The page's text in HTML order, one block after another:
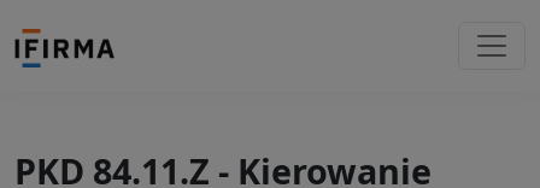
PKD 84.11.Z - Kierowanie